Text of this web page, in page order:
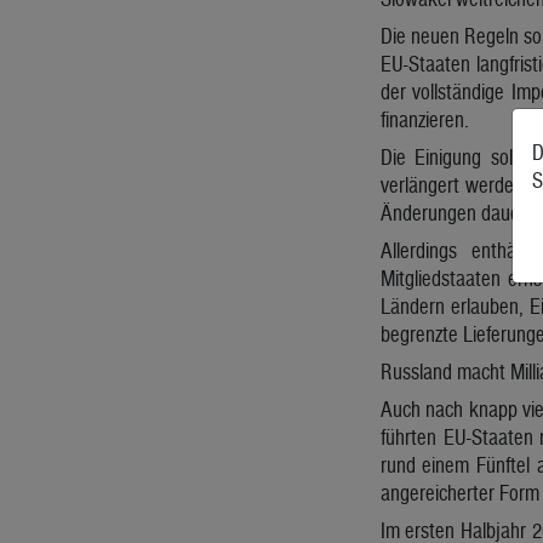
Die neuen Regeln
EU-Staaten
der vollständige
finanzieren.
Die Einigung soll
verlängert werden
Änderungen
Allerdings enthält
Mitgliedstaaten
Ländern erlauben,
begrenzte
Russland macht
Auch nach knapp
führten EU-Staaten
rund einem Fünftel
angereicherter
Im ersten Halbjahr